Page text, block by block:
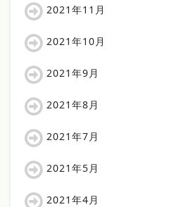
2021年11月
2021年10月
2021年9月
2021年8月
2021年7月
2021年5月
2021年4月